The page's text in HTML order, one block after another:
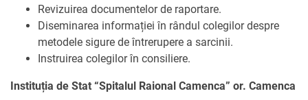
Revizuirea documentelor de raportare.
Diseminarea informației în rândul colegilor despre
metodele sigure de întrerupere a sarcinii.
Instruirea colegilor în consiliere.
Instituția de Stat “Spitalul Raional Camenca” or. Camenca